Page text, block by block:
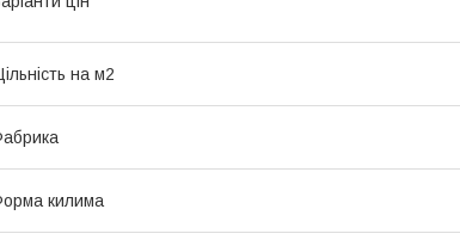
на м2
килима